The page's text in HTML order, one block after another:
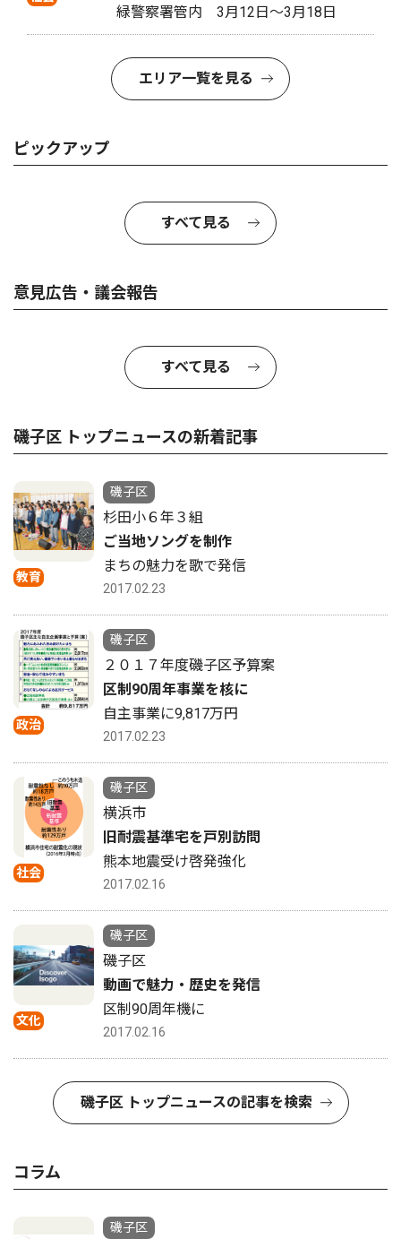
緑警察署管内 3月12日〜3月18日
エリア一覧を見る
ピックアップ
すべて見る
意見広告・議会報告
すべて見る
磯子区 トップニュースの新着記事
教育
磯子区
杉田小６年３組
ご当地ソングを制作
まちの魅力を歌で発信
2017.02.23
政治
磯子区
２０１７年度磯子区予算案
区制90周年事業を核に
自主事業に9,817万円
2017.02.23
社会
磯子区
横浜市
旧耐震基準宅を戸別訪問
熊本地震受け啓発強化
2017.02.16
文化
磯子区
磯子区
動画で魅力・歴史を発信
区制90周年機に
2017.02.16
磯子区 トップニュースの記事を検索
コラム
磯子区